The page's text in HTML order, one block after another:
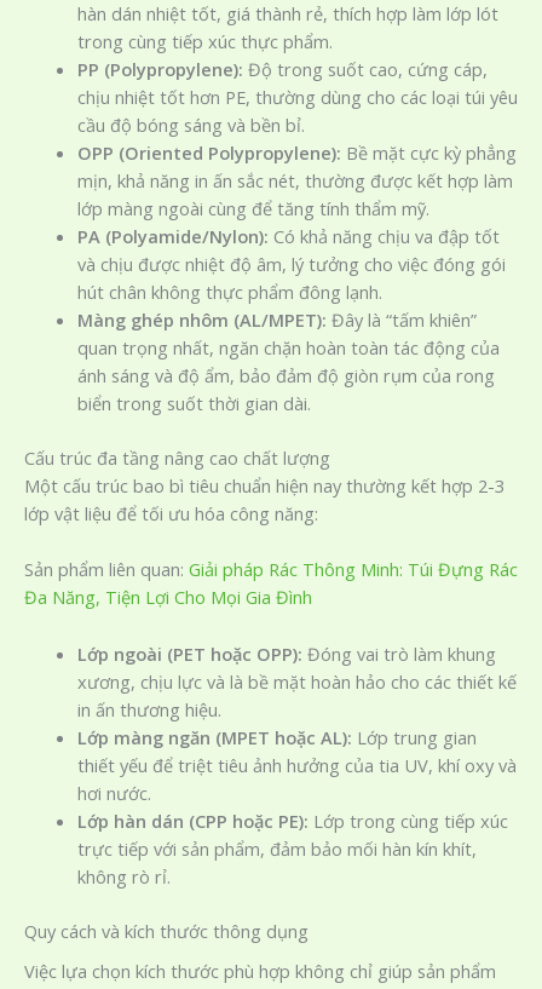
hàn dán nhiệt tốt, giá thành rẻ, thích hợp làm lớp lót
trong cùng tiếp xúc thực phẩm.
PP (Polypropylene): Độ trong suốt cao, cứng cáp,
chịu nhiệt tốt hơn PE, thường dùng cho các loại túi yêu
cầu độ bóng sáng và bền bỉ.
OPP (Oriented Polypropylene): Bề mặt cực kỳ phẳng
mịn, khả năng in ấn sắc nét, thường được kết hợp làm
lớp màng ngoài cùng để tăng tính thẩm mỹ.
PA (Polyamide/Nylon): Có khả năng chịu va đập tốt
và chịu được nhiệt độ âm, lý tưởng cho việc đóng gói
hút chân không thực phẩm đông lạnh.
Màng ghép nhôm (AL/MPET): Đây là “tấm khiên”
quan trọng nhất, ngăn chặn hoàn toàn tác động của
ánh sáng và độ ẩm, bảo đảm độ giòn rụm của rong
biển trong suốt thời gian dài.
Cấu trúc đa tầng nâng cao chất lượng
Một cấu trúc bao bì tiêu chuẩn hiện nay thường kết hợp 2-3
lớp vật liệu để tối ưu hóa công năng:
Sản phẩm liên quan: Giải pháp Rác Thông Minh: Túi Đựng Rác
Đa Năng, Tiện Lợi Cho Mọi Gia Đình
Lớp ngoài (PET hoặc OPP): Đóng vai trò làm khung
xương, chịu lực và là bề mặt hoàn hảo cho các thiết kế
in ấn thương hiệu.
Lớp màng ngăn (MPET hoặc AL): Lớp trung gian
thiết yếu để triệt tiêu ảnh hưởng của tia UV, khí oxy và
hơi nước.
Lớp hàn dán (CPP hoặc PE): Lớp trong cùng tiếp xúc
trực tiếp với sản phẩm, đảm bảo mối hàn kín khít,
không rò rỉ.
Quy cách và kích thước thông dụng
Việc lựa chọn kích thước phù hợp không chỉ giúp sản phẩm